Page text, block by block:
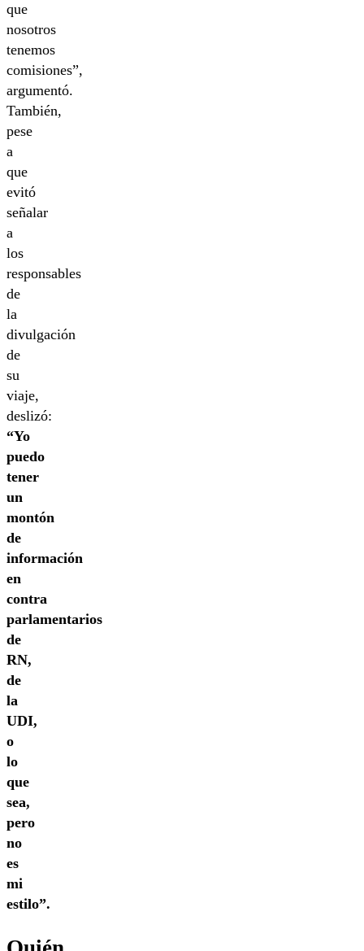
que
nosotros
tenemos
comisiones”,
argumentó.
También,
pese
a
que
evitó
señalar
a
los
responsables
de
la
divulgación
de
su
viaje,
deslizó:
“Yo
puedo
tener
un
montón
de
información
en
contra
parlamentarios
de
RN,
de
la
UDI,
o
lo
que
sea,
pero
no
es
mi
estilo”.